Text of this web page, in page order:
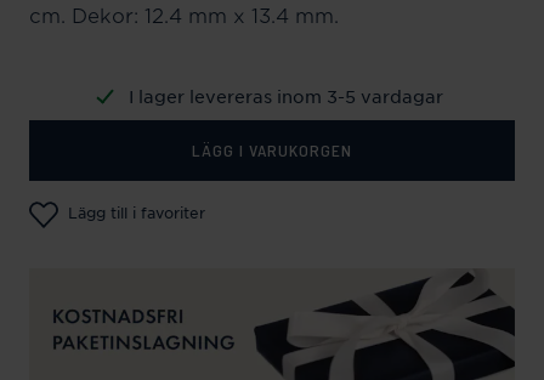
cm. Dekor: 12.4 mm x 13.4 mm.
I lager levereras inom 3-5 vardagar
LÄGG I VARUKORGEN
Lägg till i favoriter